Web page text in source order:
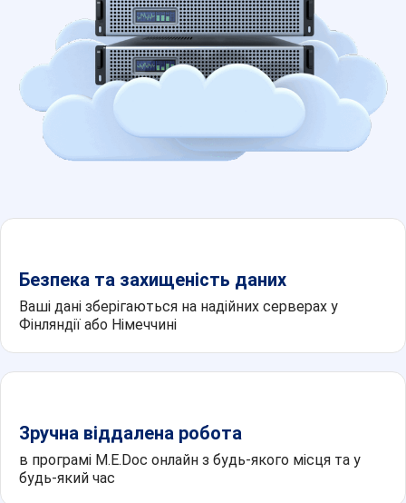
Безпека та захищеність даних
Ваші дані зберігаються на надійних серверах у
Фінляндії або Німеччині
Зручна віддалена робота
в програмі M.E.Doc онлайн з будь-якого місця та у
будь-який час